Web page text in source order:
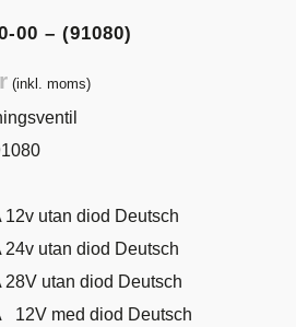
00 – (91080)
(inkl. moms)
utan diod Deutsch
utan diod Deutsch
utan diod Deutsch
12V med diod Deutsch